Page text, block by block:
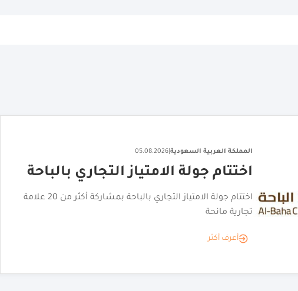
المملكة العربية السعودية|
06.08.2026
"القصر الأحمر" يكشف عن هويته
البصرية
"القصر الأحمر" يكشف عن هويته البصرية تمهيدًا لافتتاحه
أعرف أكثر